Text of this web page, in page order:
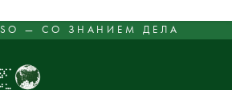
— СО ЗНАНИЕМ ДЕЛА